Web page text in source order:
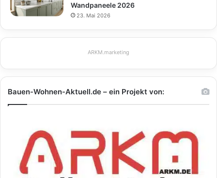
Wandpaneele 2026
23. Mai 2026
ARKM.marketing
Bauen-Wohnen-Aktuell.de – ein Projekt von: